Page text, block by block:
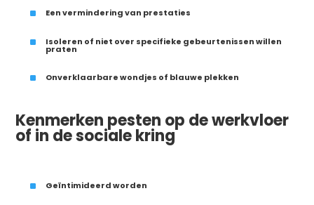
^ Een vermindering van prestaties
^ Isoleren of niet over specifieke gebeurtenissen willen
praten
^ Onverklaarbare wondjes of blauwe plekken
Kenmerken pesten op de werkvloer
of in de sociale kring
^ Geïntimideerd worden